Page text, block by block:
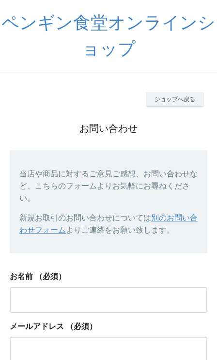
ペンギン食堂オンラインシ
ョップ
ショップへ戻る
お問い合わせ
当店や商品に対するご意見ご感想、お問い合わせな
ど、こちらのフォームよりお気軽にお尋ねくださ
い。
新規お取引のお問い合わせについては別のお問い合
わせフォーム よりご連絡をお願い致します。
お名前 （必須）
メールアドレス （必須）